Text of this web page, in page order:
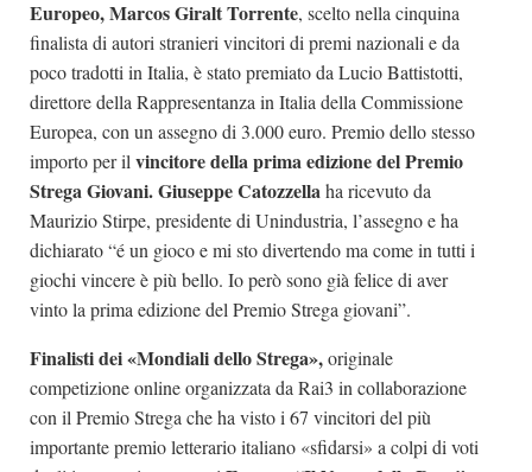
Europeo, Marcos Giralt Torrente, scelto nella cinquina
finalista di autori stranieri vincitori di premi nazionali e da
poco tradotti in Italia, è stato premiato da Lucio Battistotti,
direttore della Rappresentanza in Italia della Commissione
Europea, con un assegno di 3.000 euro. Premio dello stesso
importo per il vincitore della prima edizione del Premio
Strega Giovani. Giuseppe Catozzellaha ricevuto da
Maurizio Stirpe, presidente di Unindustria, l’assegno e ha
dichiarato “é un gioco e mi sto divertendo ma come in tutti i
giochi vincere è più bello. Io però sono già felice di aver
vinto la prima edizione del Premio Strega giovani”.
Finalisti dei «Mondiali dello Strega»,originale
competizione online organizzata da Rai3 in collaborazione
con il Premio Strega che ha visto i 67 vincitori del più
importante premio letterario italiano «sfidarsi» a colpi di voti